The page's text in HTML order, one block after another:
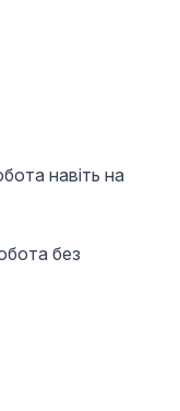
навіть на
без